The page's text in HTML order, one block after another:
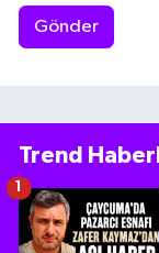
Gönder
Trend